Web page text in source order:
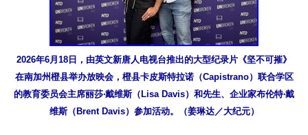
2026年6月18日，由英文新唐人电视台推出的大型纪录片《坚不可摧》
在南加州橙县举办放映会，橙县卡皮斯特拉诺（Capistrano）联合学区
的教育委员会主席丽莎‧戴维斯（Lisa Davis）和先生、企业家布伦特‧戴
维斯（Brent Davis）参加活动。（姜琳达／大纪元）